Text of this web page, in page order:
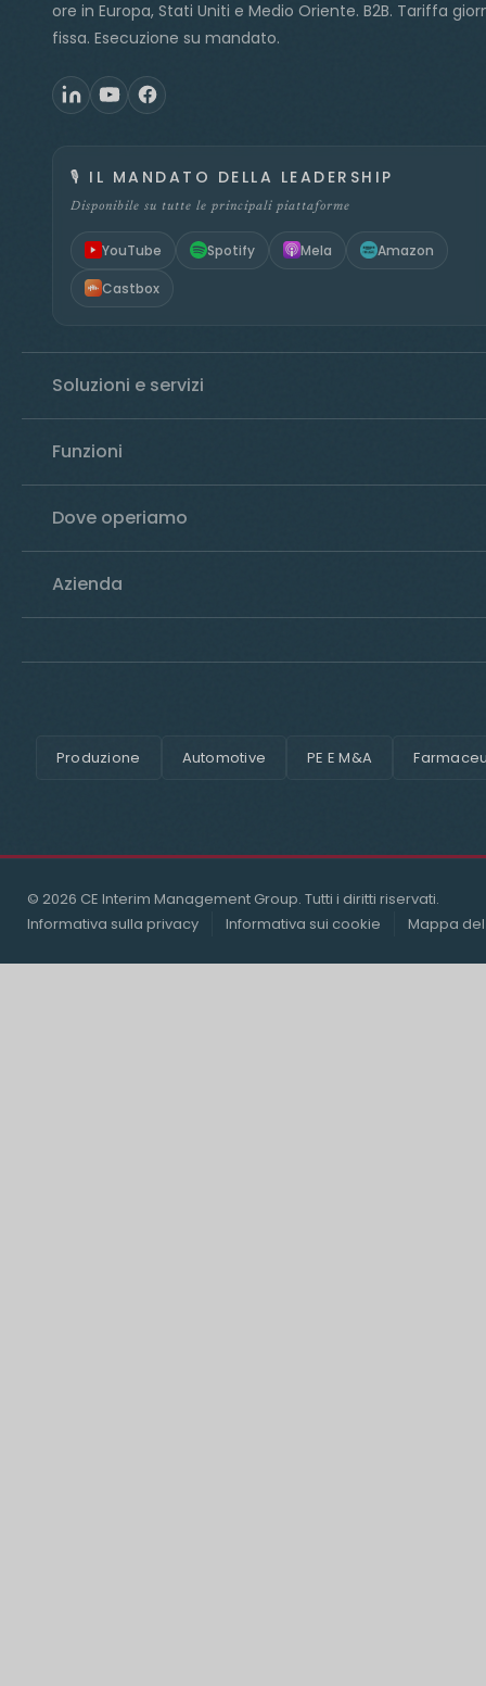
ore in Europa, Stati Uniti e Medio Oriente. B2B. Tariffa
fissa. Esecuzione su mandato.
🎙️ IL MANDATO DELLA LEADERSHIP
Disponibile su tutte le principali piattaforme
YouTube Spotify Mela Amazon
Castbox
Soluzioni e servizi
Funzioni
Dove operiamo
Azienda
Produzione Automotive PE E M&A
© 2026 CE Interim Management Group. Tutti i diritti riservati.
Informativa sulla privacy
Informativa sui cookie Mappa